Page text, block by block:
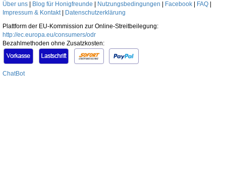
Über uns
Blog für Honigfreunde Nutzungsbedingungen Facebook FAQ
Impressum & Kontakt|
Datenschutzerklärung
Plattform der EU-Kommission zur Online-Streitbeilegung:
http://ec.europa.eu/consumers/odr
Bezahlmethoden ohne Zusatzkosten:
ChatBot